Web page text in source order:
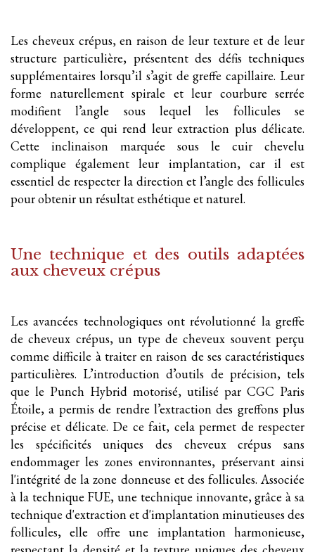
Les cheveux crépus, en raison de leur texture et de leur
structure particulière, présentent des défis techniques
supplémentaires lorsqu’il s’agit de greffe capillaire. Leur
forme naturellement spirale et leur courbure serrée
modifient l’angle sous lequel les follicules se
développent, ce qui rend leur extraction plus délicate.
Cette inclinaison marquée sous le cuir chevelu
complique également leur implantation, car il est
essentiel de respecter la direction et l’angle des follicules
pour obtenir un résultat esthétique et naturel.
Une technique et des outils adaptées
aux cheveux crépus
Les avancées technologiques ont révolutionné la greffe
de cheveux crépus, un type de cheveux souvent perçu
comme difficile à traiter en raison de ses caractéristiques
particulières. L’introduction d’outils de précision, tels
que le Punch Hybrid motorisé, utilisé par CGC Paris
Étoile, a permis de rendre l’extraction des greffons plus
précise et délicate. De ce fait, cela permet de respecter
les spécificités uniques des cheveux crépus sans
endommager les zones environnantes, préservant ainsi
l'intégrité de la zone donneuse et des follicules. Associée
à la technique FUE, une technique innovante, grâce à sa
technique d'extraction et d'implantation minutieuses des
follicules, elle offre une implantation harmonieuse,